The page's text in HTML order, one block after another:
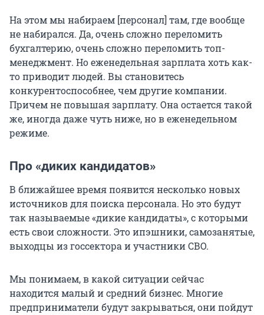
На этом мы набираем [персонал] там, где вообще
не набирался. Да, очень сложно переломить
бухгалтерию, очень сложно переломить топ-
менеджмент. Но еженедельная зарплата хоть как-
то приводит людей. Вы становитесь
конкурентоспособнее, чем другие компании.
Причем не повышая зарплату. Она остается такой
же, иногда даже чуть ниже, но в еженедельном
режиме.
Про «диких кандидатов»
В ближайшее время появится несколько новых
источников для поиска персонала. Но это будут
так называемые «дикие кандидаты», с которыми
есть свои сложности. Это ипэшники, самозанятые,
выходцы из госсектора и участники СВО.
Мы понимаем, в какой ситуации сейчас
находится малый и средний бизнес. Многие
предприниматели будут закрываться, они пойдут